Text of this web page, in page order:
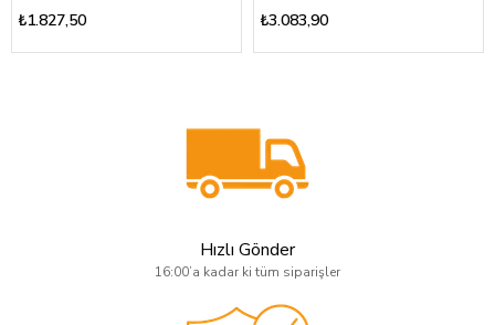
₺1.827,50 ₺3.083,90
Hızlı Gönder
16:00’a kadar ki tüm siparişler